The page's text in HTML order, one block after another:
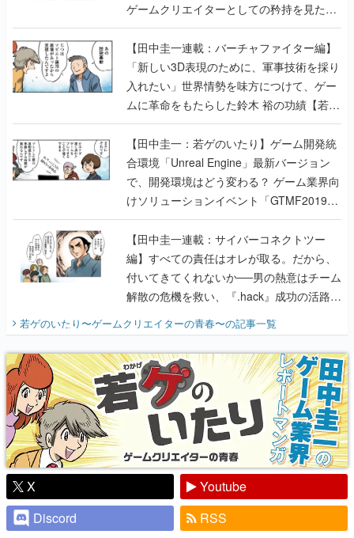
ゲームクリエイターとしての矜持を見た
【若ゲのいたり最終回】
【田中圭一連載：バーチャファイター編】
「新しい3D表現のために、軍事技術を採り
入れたい」世界情勢を味方につけて、ゲー
ムに革命をもたらした鈴木 裕の功績【若ゲ
のいたり】
【田中圭一：若ゲのいたり】ゲーム開発統
合環境「Unreal Engine」最新バージョン
で、開発環境はどう変わる？ ゲーム業界向
けソリューションイベント「GTMF2019」
に行って、より理解を深めよう【PR】
【田中圭一連載：サイバーコネクトツー
編】すべての責任はオレが取る。だから、
付いてきてくれないか──男の熱意はチーム
解散の危機を救い、『.hack』成功の活路を
開く。業界の快男児・松山 洋に流れる血は
『少年ジャンプ』色だった【若ゲのいた
り】
若ゲのいたり〜ゲームクリエイターの青春〜の記事一覧
X
Youtube
Discord
RSS